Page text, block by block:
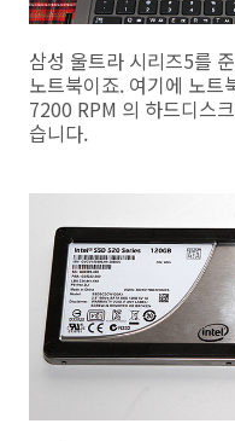
삼성 울트라 시리즈5를
노트북이죠. 여기에 노트
7200 RPM 의 하드디스
습니다.